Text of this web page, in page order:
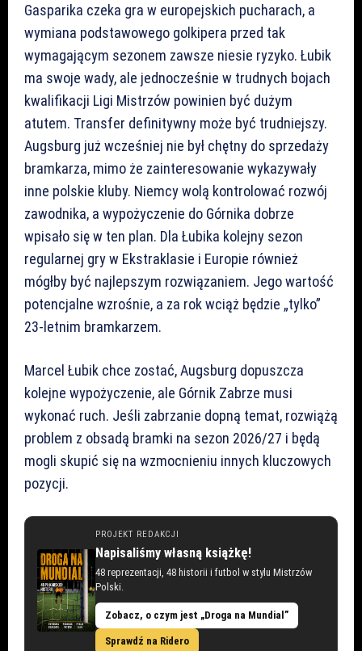
Gasparika czeka gra w europejskich pucharach, a
wymiana podstawowego golkipera przed tak
wymagającym sezonem zawsze niesie ryzyko. Łubik
ma swoje wady, ale jednocześnie w trudnych bojach
kwalifikacji Ligi Mistrzów powinien być dużym
atutem. Transfer definitywny może być trudniejszy.
Augsburg już wcześniej nie był chętny do sprzedaży
bramkarza, mimo że zainteresowanie wykazywały
inne polskie kluby. Niemcy wolą kontrolować rozwój
zawodnika, a wypożyczenie do Górnika dobrze
wpisało się w ten plan. Dla Łubika kolejny sezon
regularnej gry w Ekstraklasie i Europie również
mógłby być najlepszym rozwiązaniem. Jego wartość
potencjalne wzrośnie, a za rok wciąż będzie „tylko”
23-letnim bramkarzem.
Marcel Łubik chce zostać, Augsburg dopuszcza
kolejne wypożyczenie, ale Górnik Zabrze musi
wykonać ruch. Jeśli zabrzanie dopną temat, rozwiążą
problem z obsadą bramki na sezon 2026/27 i będą
mogli skupić się na wzmocnieniu innych kluczowych
pozycji.
PROJEKT REDAKCJI
Napisaliśmy własną książkę!
48 reprezentacji, 48 historii i futbol w stylu Mistrzów
Polski.
Zobacz, o czym jest „Droga na Mundial”
Sprawdź na Ridero